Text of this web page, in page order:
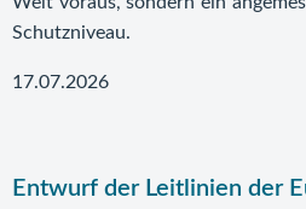
Schutzniveau.
17.07.2026
Entwurf der Leitlinien der